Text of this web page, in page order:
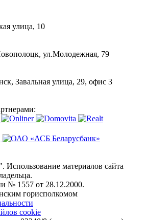
улица, 10
ул.Молодежная, 79
Завальная улица, 29, офис 3
материалов сайта
№ 1557 от 28.12.2000.
горисполкомом
cookie